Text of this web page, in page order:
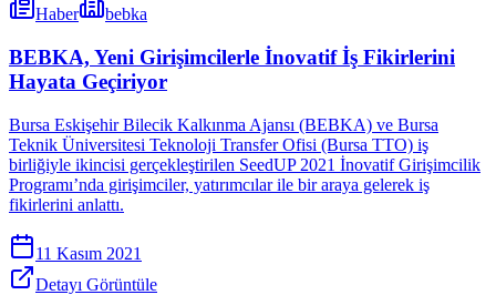
Haber bebka
BEBKA, Yeni Girişimcilerle İnovatif İş Fikirlerini
Hayata Geçiriyor
Bursa Eskişehir Bilecik Kalkınma Ajansı (BEBKA) ve Bursa
Teknik Üniversitesi Teknoloji Transfer Ofisi (Bursa TTO) iş
birliğiyle ikincisi gerçekleştirilen SeedUP 2021 İnovatif Girişimcilik
Programı’nda girişimciler, yatırımcılar ile bir araya gelerek iş
fikirlerini anlattı.
11 Kasım 2021
Detayı Görüntüle